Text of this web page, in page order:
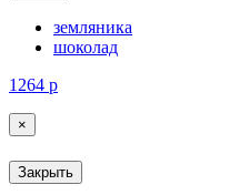
земляника
шоколад
1264 р
×
Закрыть